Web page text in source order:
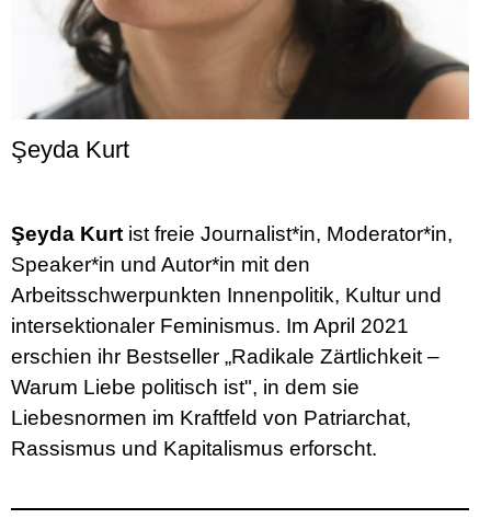
Şeyda Kurt
Şeyda Kurt ist freie Journalist*in, Moderator*in,
Speaker*in und Autor*in mit den
Arbeitsschwerpunkten Innenpolitik, Kultur und
intersektionaler Feminismus. Im April 2021
erschien ihr Bestseller „Radikale Zärtlichkeit –
Warum Liebe politisch ist", in dem sie
Liebesnormen im Kraftfeld von Patriarchat,
Rassismus und Kapitalismus erforscht.